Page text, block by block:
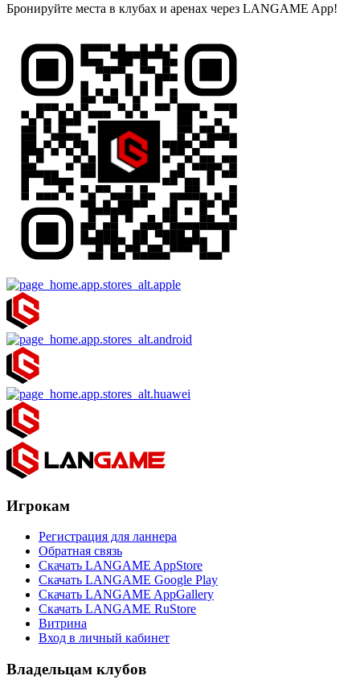
Бронируйте места в клубах и аренах через LANGAME App!
Игрокам
Регистрация для ланнера
Обратная связь
Скачать LANGAME AppStore
Скачать LANGAME Google Play
Скачать LANGAME AppGallery
Скачать LANGAME RuStore
Витрина
Вход в личный кабинет
Владельцам клубов